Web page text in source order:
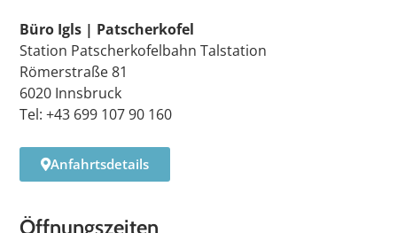
Büro Igls | Patscherkofel
Station Patscherkofelbahn Talstation
Römerstraße 81
6020 Innsbruck
Tel: +43 699 107 90 160
Anfahrtsdetails
Öffnungszeiten